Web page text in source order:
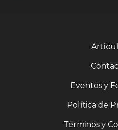
Eventos y
Política de
Términos y